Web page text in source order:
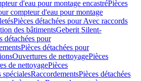
d'eau pour montage encastréPièces
compteur d'eau pour montage
Pièces détachées pour Avec raccords
des bâtimentsGeberit Silent-
détachées pour
Pièces détachées pour
Ouvertures de nettoyagePièces
de nettoyagePièces
spécialesRaccordementsPièces détachées